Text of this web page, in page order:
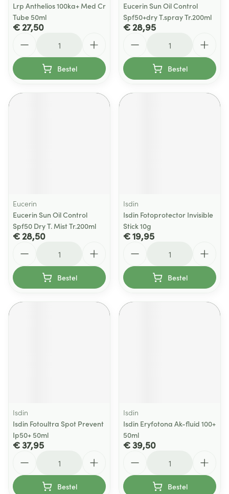
Lrp Anthelios 100ka+ Med Cr
Tube 50ml
€ 27,50
Bestel
Eucerin Sun Oil Control
Spf50+dry T.spray Tr.200ml
€ 28,95
Bestel
Eucerin
Eucerin Sun Oil Control
Spf50 Dry T. Mist Tr.200ml
€ 28,50
Bestel
Isdin
Isdin Fotoprotector Invisible
Stick 10g
€ 19,95
Bestel
Isdin
Isdin Fotoultra Spot Prevent
Ip50+ 50ml
€ 37,95
Bestel
Isdin
Isdin Eryfotona Ak-fluid 100+
50ml
€ 39,50
Bestel